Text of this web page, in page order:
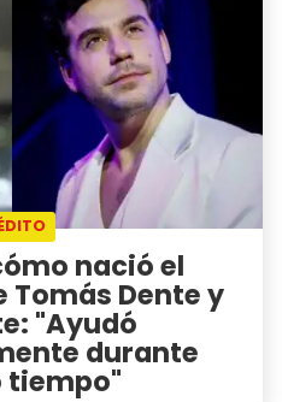
nació el
Dente y
"Ayudó
durante
tiempo"